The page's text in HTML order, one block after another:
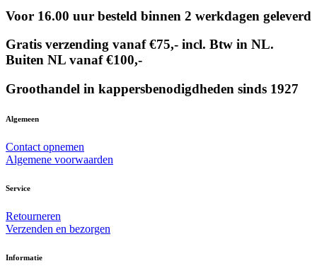
Voor 16.00 uur besteld binnen 2 werkdagen geleverd
Gratis verzending vanaf €75,- incl. Btw in NL.
Buiten NL vanaf €100,-
Groothandel in kappersbenodigdheden sinds 1927
Algemeen
Contact opnemen
Algemene voorwaarden
Service
Retourneren
Verzenden en bezorgen
Informatie